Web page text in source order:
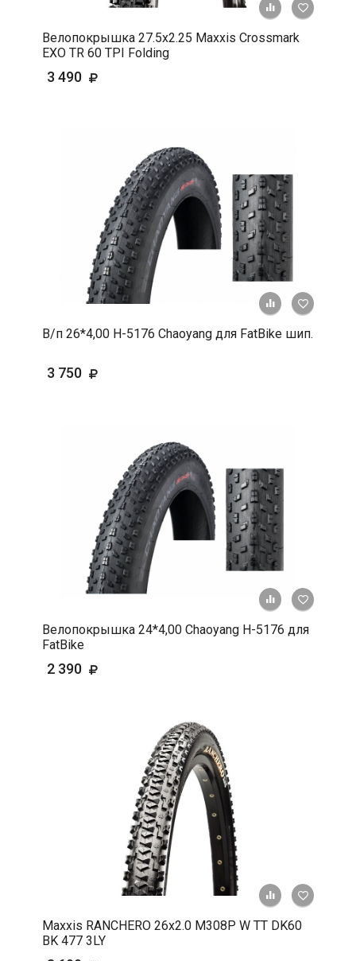
+ К
Велопокрышка 27.5x2.25 Maxxis Crossmark
EXO TR 60 TPI Folding
3 490
+ К
В/п 26*4,00 Н-5176 Chaoyang для FatBike шип.
3 750
+ К
Велопокрышка 24*4,00 Chaoyang Н-5176 для
FatBike
2 390
+ К
Maxxis RANCHERO 26x2.0 M308P W TT DK60
BK 477 3LY